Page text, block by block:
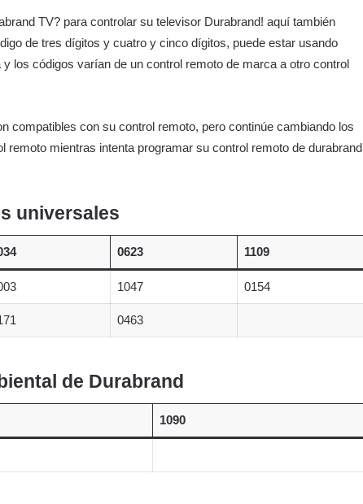
TV? para controlar su televisor Durabrand! aquí también
de tres dígitos y cuatro y cinco dígitos, puede estar usando
los códigos varían de un control remoto de marca a otro control
compatibles con su control remoto, pero continúe cambiando los
mientras intenta programar su control remoto de durabrand
universales
0623 1109
1047 0154
0463
de Durabrand
1090